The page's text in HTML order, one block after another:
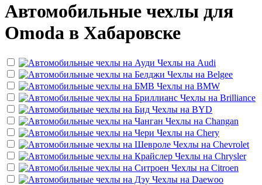
Автомобильные чехлы для
Omoda в Хабаровске
Чехлы на Audi
Чехлы на Belgee
Чехлы на BMW
Чехлы на Brilliance
Чехлы на BYD
Чехлы на Changan
Чехлы на Chery
Чехлы на Chevrolet
Чехлы на Chrysler
Чехлы на Citroen
Чехлы на Daewoo